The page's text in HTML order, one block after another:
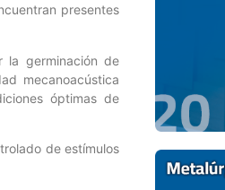
presentes
la germinación de
mecanoacústica
óptimas de
de estímulos